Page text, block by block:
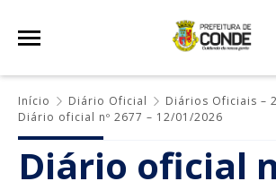
Início Diário Oficial
Diários Oficiais –
Diário oficial nº 2677 – 12/01/2026
Diário oficial